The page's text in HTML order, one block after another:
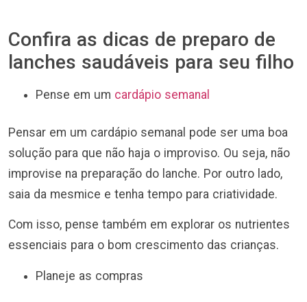
Confira as dicas de preparo de
lanches saudáveis para seu filho
Pense em um cardápio semanal
Pensar em um cardápio semanal pode ser uma boa
solução para que não haja o improviso. Ou seja, não
improvise na preparação do lanche. Por outro lado,
saia da mesmice e tenha tempo para criatividade.
Com isso, pense também em explorar os nutrientes
essenciais para o bom crescimento das crianças.
Planeje as compras